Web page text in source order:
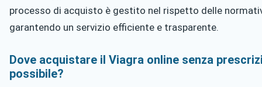
processo di acquisto è gestito nel rispetto delle
garantendo un servizio efficiente e trasparente.
Dove acquistare il Viagra online senza
possibile?